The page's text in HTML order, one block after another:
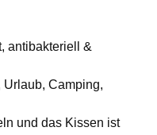
antibakteriell &
Camping,
und das Kissen ist